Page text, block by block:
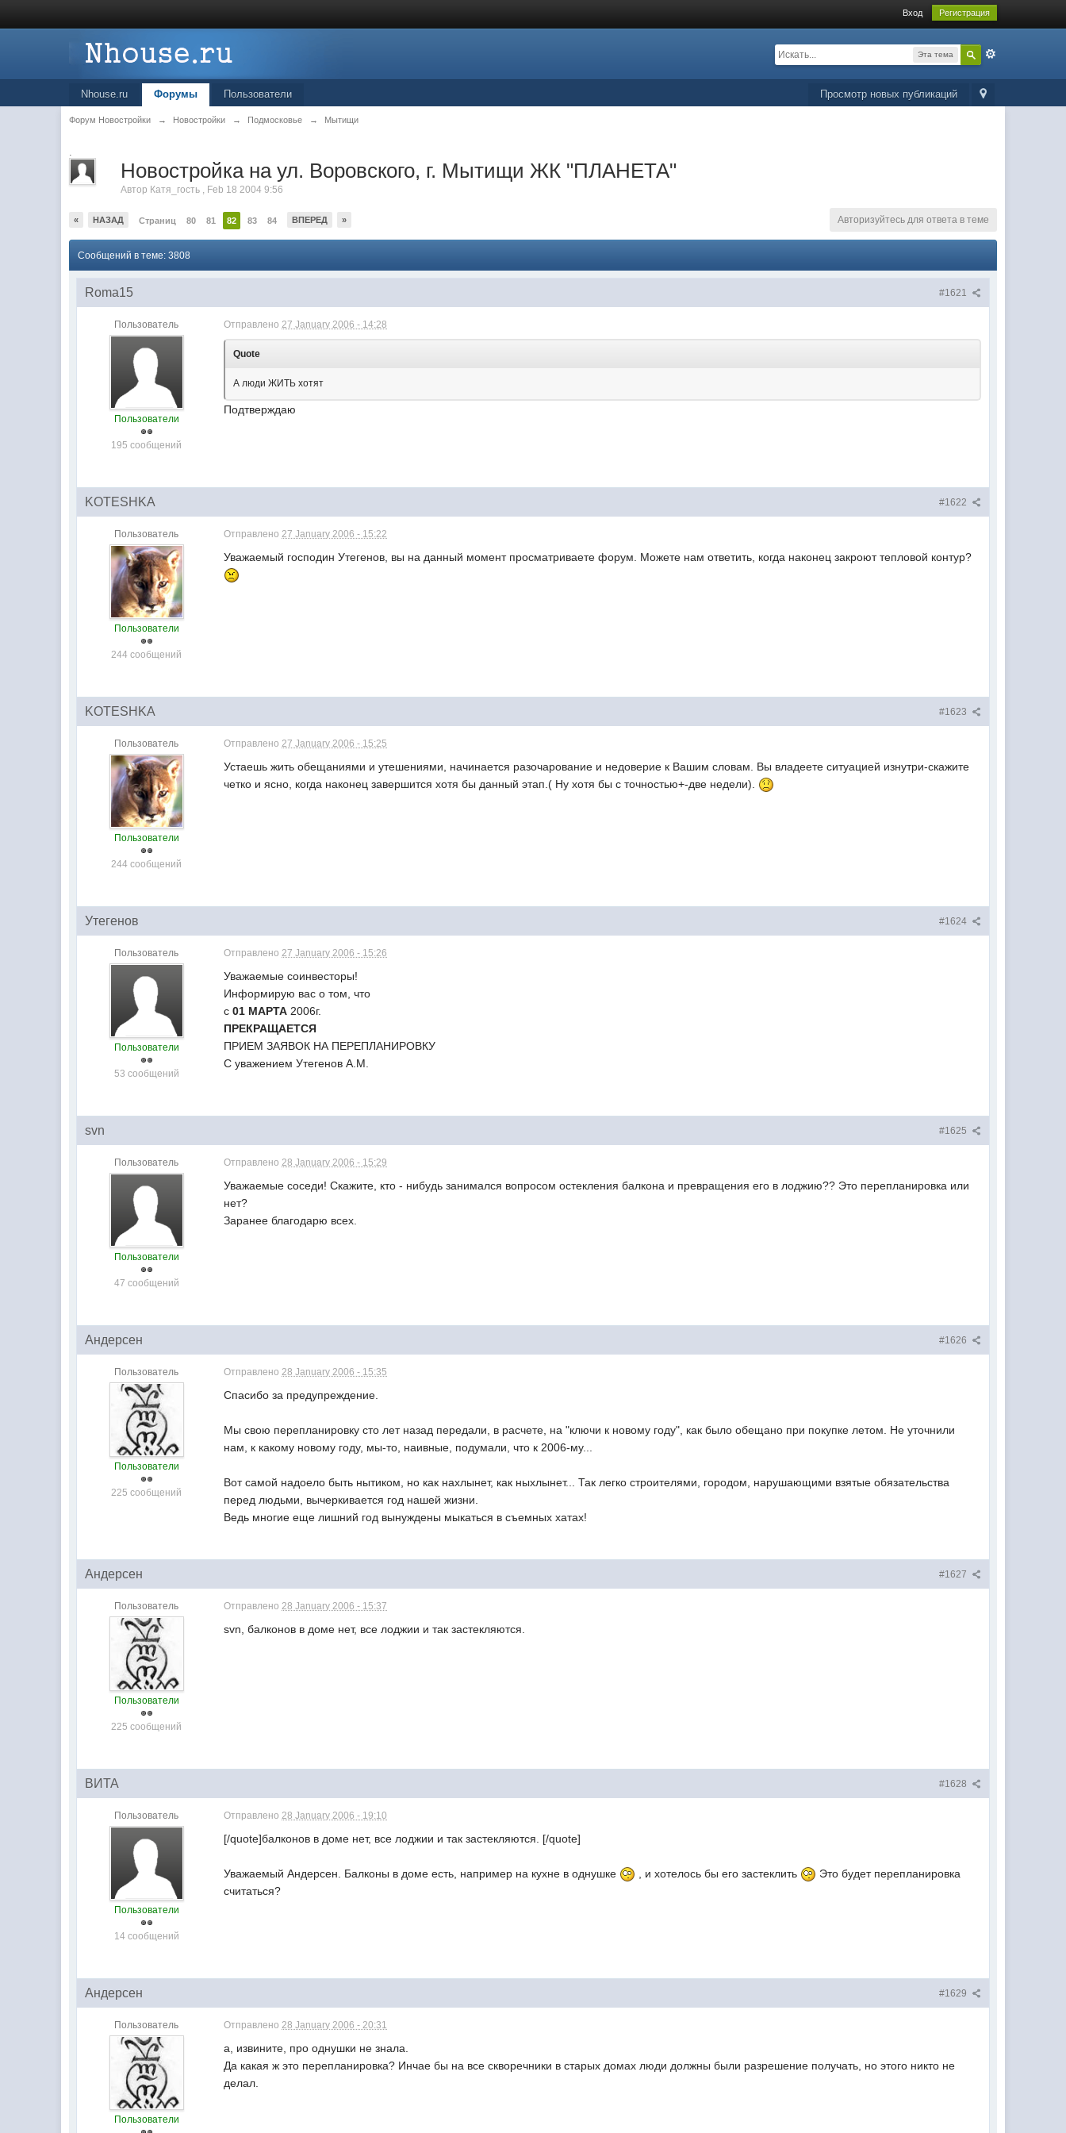
Вход Регистрация
Эта тема
Просмотр новых публикаций
Nhouse.ru Форумы Пользователи
Форум Новостройки → Новостройки → Подмосковье → Мытищи
.
Новостройка на ул. Воровского, г. Мытищи ЖК "ПЛАНЕТА"
Автор Катя_гость , Feb 18 2004 9:56
« НАЗАД Страниц 80 81 82 83 84 ВПЕРЕД » Авторизуйтесь для ответа в теме
Сообщений в теме: 3808
#1621
Roma15
Пользователь
Пользователи
195 сообщений
Отправлено27 January 2006 - 14:28
Quote
А люди ЖИТЬ хотят
Подтверждаю
#1622
KOTESHKA
Пользователь
Пользователи
244 сообщений
Отправлено27 January 2006 - 15:22
Уважаемый господин Утегенов, вы на данный момент просматриваете форум. Можете нам ответить, когда наконец закроют тепловой контур?
#1623
KOTESHKA
Пользователь
Пользователи
244 сообщений
Отправлено27 January 2006 - 15:25
Устаешь жить обещаниями и утешениями, начинается разочарование и недоверие к Вашим словам. Вы владеете ситуацией изнутри-скажите
четко и ясно, когда наконец завершится хотя бы данный этап.( Ну хотя бы с точностью+-две недели).
#1624
Утегенов
Пользователь
Пользователи
53 сообщений
Отправлено27 January 2006 - 15:26
Уважаемые соинвесторы!
Информирую вас о том, что
с01 МАРТА 2006г.
ПРЕКРАЩАЕТСЯ
ПРИЕМ ЗАЯВОК НА ПЕРЕПЛАНИРОВКУ
С уважением Утегенов А.М.
#1625
svn
Пользователь
Пользователи
47 сообщений
Отправлено28 January 2006 - 15:29
Уважаемые соседи! Скажите, кто - нибудь занимался вопросом остекления балкона и превращения его в лоджию?? Это перепланировка или
нет?
Заранее благодарю всех.
#1626
Андерсен
Пользователь
Пользователи
225 сообщений
Отправлено28 January 2006 - 15:35
Спасибо за предупреждение.
Мы свою перепланировку сто лет назад передали, в расчете, на "ключи к новому году", как было обещано при покупке летом. Не уточнили
нам, к какому новому году, мы-то, наивные, подумали, что к 2006-му...
Вот самой надоело быть нытиком, но как нахлынет, как ныхлынет... Так легко строителями, городом, нарушающими взятые обязательства
перед людьми, вычеркивается год нашей жизни.
Ведь многие еще лишний год вынуждены мыкаться в съемных хатах!
#1627
Андерсен
Пользователь
Пользователи
225 сообщений
Отправлено28 January 2006 - 15:37
svn, балконов в доме нет, все лоджии и так застекляются.
#1628
ВИТА
Пользователь
Пользователи
14 сообщений
Отправлено28 January 2006 - 19:10
[/quote]балконов в доме нет, все лоджии и так застекляются. [/quote]
Уважаемый Андерсен. Балконы в доме есть, например на кухне в однушке , и хотелось бы его застеклить
Это будет перепланировка
считаться?
#1629
Андерсен
Пользователь
Пользователи
Отправлено28 January 2006 - 20:31
а, извините, про однушки не знала.
Да какая ж это перепланировка? Инчае бы на все скворечники в старых домах люди должны были разрешение получать, но этого никто не
делал.